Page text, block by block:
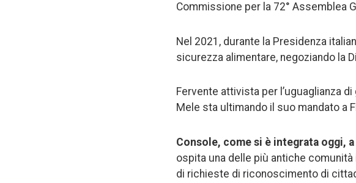
Commissione per la 72° Assemblea
Nel 2021, durante la Presidenza
sicurezza alimentare, negoziando la
Fervente attivista per l’uguaglianza
Mele sta ultimando il suo mandato a
Console, come si è integrata oggi,
ospita una delle più antiche
di richieste di riconoscimento di